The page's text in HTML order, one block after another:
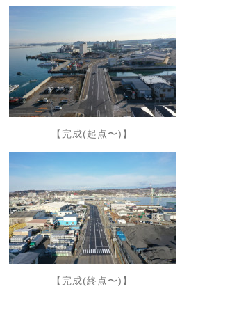
【完成(起点〜)】
【完成(終点〜)】